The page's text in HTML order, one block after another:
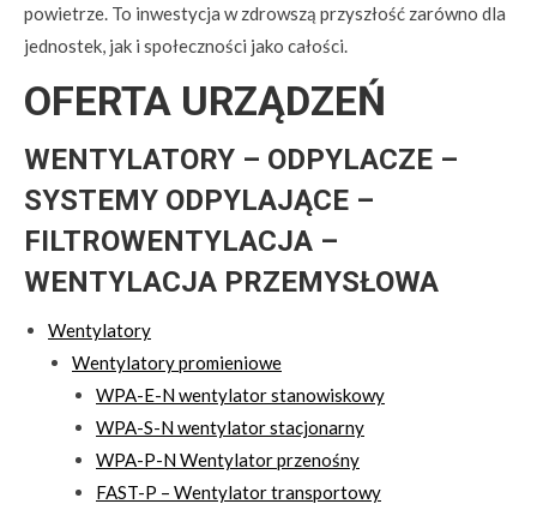
powietrze. To inwestycja w zdrowszą przyszłość zarówno dla
jednostek, jak i społeczności jako całości.
OFERTA URZĄDZEŃ
WENTYLATORY – ODPYLACZE –
SYSTEMY ODPYLAJĄCE –
FILTROWENTYLACJA –
WENTYLACJA PRZEMYSŁOWA
Wentylatory
Wentylatory promieniowe
WPA-E-N wentylator stanowiskowy
WPA-S-N wentylator stacjonarny
WPA-P-N Wentylator przenośny
FAST-P – Wentylator transportowy